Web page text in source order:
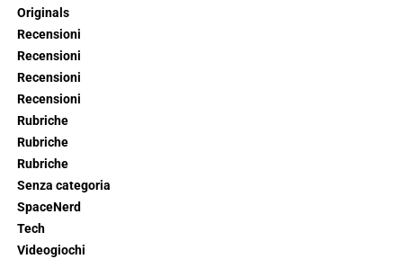
Originals
Recensioni
Recensioni
Recensioni
Recensioni
Rubriche
Rubriche
Rubriche
Senza categoria
SpaceNerd
Tech
Videogiochi